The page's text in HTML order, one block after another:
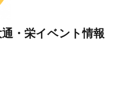
・栄イベント情報